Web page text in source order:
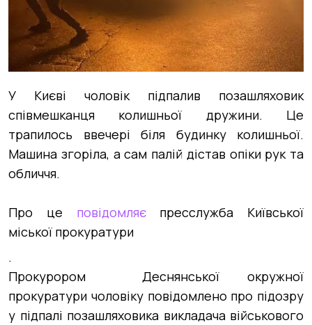
У Києві чоловік підпалив позашляховик
співмешканця колишньої дружини. Це
трапилось ввечері біля будинку колишньої.
Машина згоріла, а сам палій дістав опіки рук та
обличчя.
Про це повідомляє пресслужба Київської
міської прокуратури
.
Прокурором Деснянської окружної
прокуратури чоловіку повідомлено про підозру
у підпалі позашляховика викладача військового